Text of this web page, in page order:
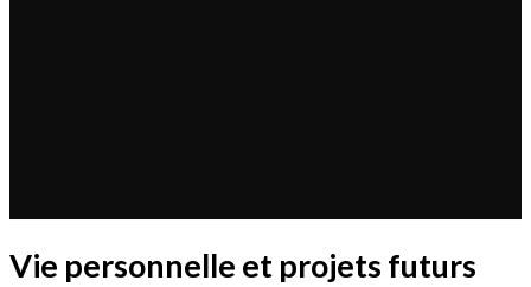
Vie personnelle et projets futurs